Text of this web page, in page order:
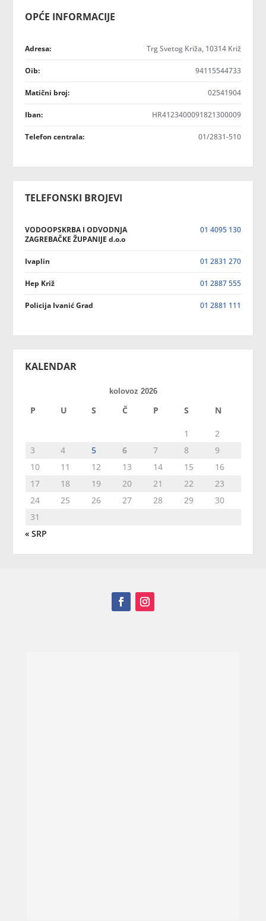
OPĆE INFORMACIJE
Adresa: Trg Svetog Križa, 10314 Križ
Oib: 94115544733
Matični broj: 02541904
Iban: HR4123400091821300009
Telefon centrala: 01/2831-510
TELEFONSKI BROJEVI
VODOOPSKRBA I ODVODNJA
ZAGREBAČKE ŽUPANIJE d.o.o
01 4095 130
Ivaplin 01 2831 270
Hep Križ 01 2887 555
Policija Ivanić Grad 01 2881 111
KALENDAR
kolovoz 2026
P U S Č P S N
1
2
3
4 5 6 7 8
9
10
11 12 13 14 15
16
17
18 19 20 21 22
23
24
25 26 27 28 29
30
31
« SRP